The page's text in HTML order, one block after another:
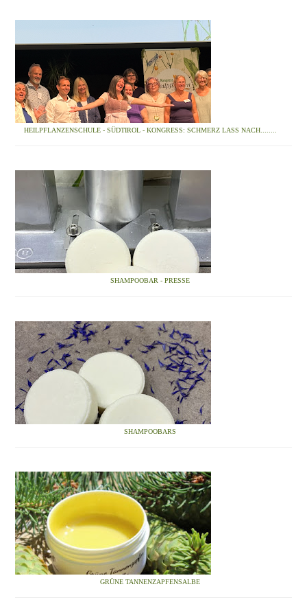
HEILPFLANZENSCHULE - SÜDTIROL - KONGRESS: SCHMERZ LASS NACH........
SHAMPOOBAR - PRESSE
SHAMPOOBARS
GRÜNE TANNENZAPFENSALBE